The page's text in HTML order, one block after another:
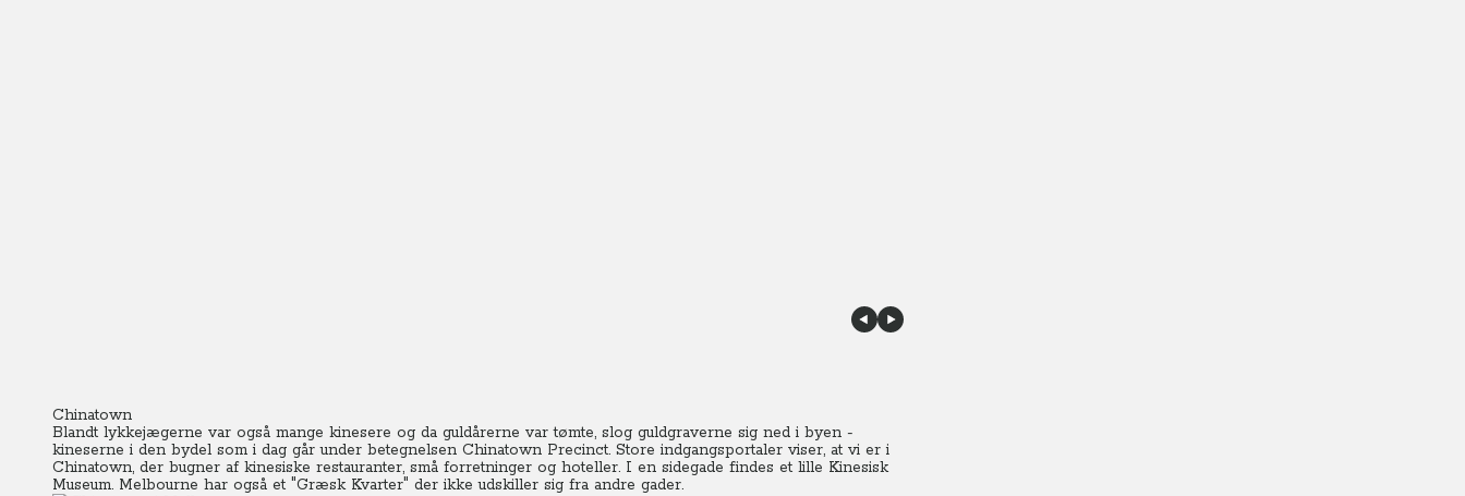
Chinatown
Blandt lykkejægerne var også mange kinesere og da guldårerne var tømte, slog guldgraverne sig ned i byen -
kineserne i den bydel som i dag går under betegnelsen Chinatown Precinct. Store indgangsportaler viser, at vi er i
Chinatown, der bugner af kinesiske restauranter, små forretninger og hoteller. I en sidegade findes et lille Kinesisk
Museum. Melbourne har også et "Græsk Kvarter" der ikke udskiller sig fra andre gader.